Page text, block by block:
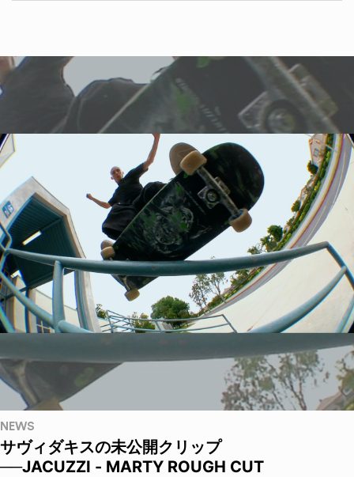
NEWS
サヴィダキスの未公開クリップ
──JACUZZI - MARTY ROUGH CUT